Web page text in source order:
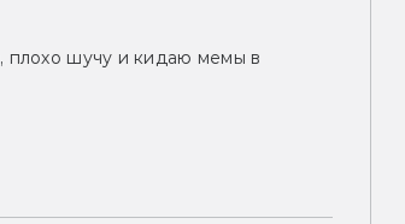
шучу и кидаю мемы в